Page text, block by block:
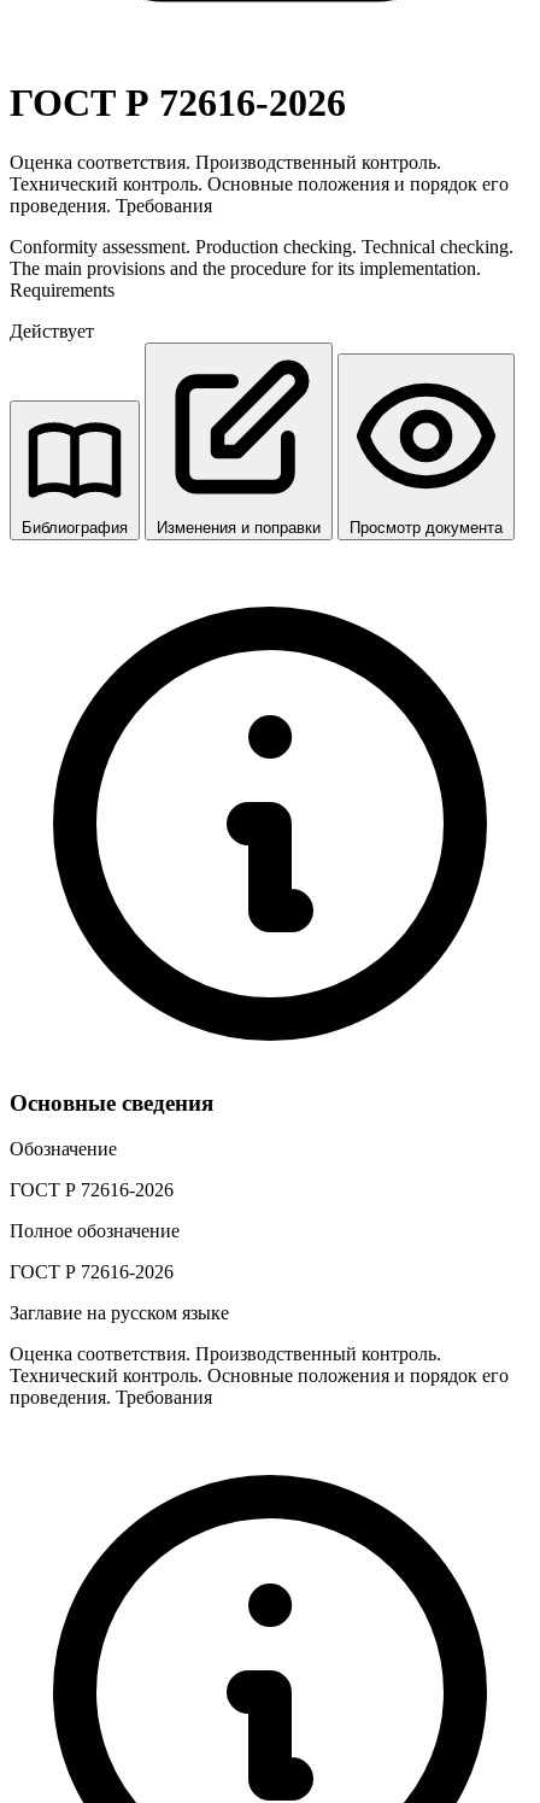
ГОСТ Р 72616-2026
Оценка соответствия. Производственный контроль.
Технический контроль. Основные положения и порядок его
проведения. Требования
Conformity assessment. Production checking. Technical checking.
The main provisions and the procedure for its implementation.
Requirements
Действует
Библиография Изменения и поправки Просмотр документа
Основные сведения
Обозначение
ГОСТ Р 72616-2026
Полное обозначение
ГОСТ Р 72616-2026
Заглавие на русском языке
Оценка соответствия. Производственный контроль.
Технический контроль. Основные положения и порядок его
проведения. Требования